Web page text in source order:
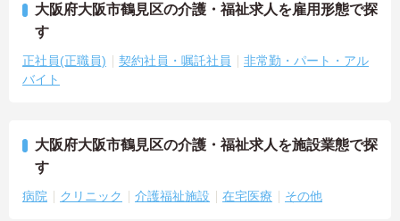
大阪府大阪市鶴見区の介護・福祉求人を雇用形態で探
す
正社員(正職員) 契約社員・嘱託社員
非常勤・パート・アル
バイト
大阪府大阪市鶴見区の介護・福祉求人を施設業態で探
す
病院 クリニック 介護福祉施設 在宅医療 その他